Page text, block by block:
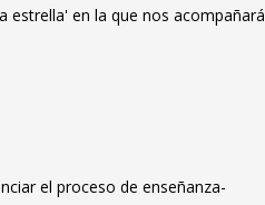
estrella' en la que nos acompañará
el proceso de enseñanza-